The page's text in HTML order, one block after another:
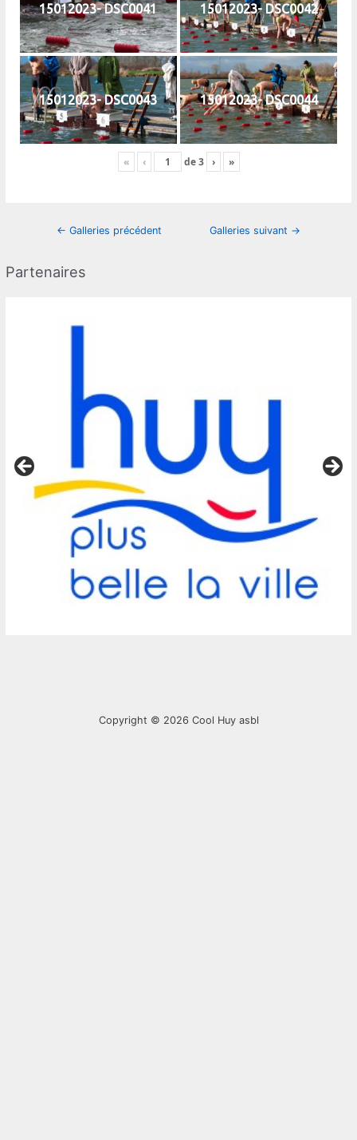
Partenaires
15012023- DSC0041 15012023- DSC0042
15012023- DSC0043 15012023- DSC0044
« ‹ de3 › »
Navigation
← Galleries précédent Galleries suivant →
Copyright © 2026 Cool Huy asbl